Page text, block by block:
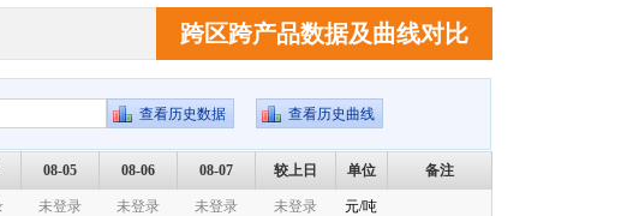
跨区跨产品数据及曲线对比
08-05 08-06 08-07 较上日 单位 备注
未登录 未登录 未登录 未登录 元/吨